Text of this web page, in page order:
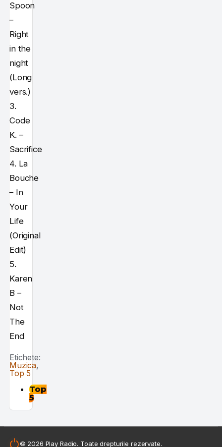
Spoon
–
Right
in the
night
(Long
vers.)
3.
Code
K. –
Sacrifice
4. La
Bouche
– In
Your
Life
(Original
Edit)
5.
Karen
B –
Not
The
End
Etichete:
Muzica,
Top 5
Top
5
© 2026 Play Radio. Toate drepturile rezervate.